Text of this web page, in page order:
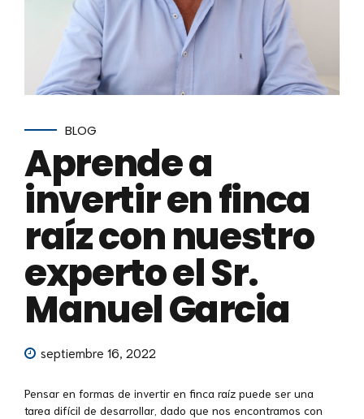
BLOG
Aprende a
invertir en finca
raíz con nuestro
experto el Sr.
Manuel Garcia
septiembre 16, 2022
Pensar en formas de invertir en finca raíz puede ser una
tarea difícil de desarrollar, dado que nos encontramos con